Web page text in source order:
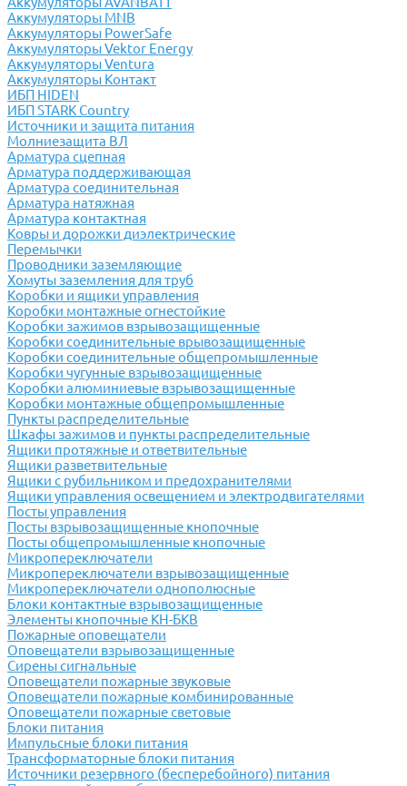
Аккумуляторы MNB
Аккумуляторы PowerSafe
Аккумуляторы Vektor Energy
Аккумуляторы Ventura
Аккумуляторы Контакт
ИБП HIDEN
ИБП STARK Country
Источники и защита питания
Молниезащита ВЛ
Арматура сцепная
Арматура поддерживающая
Арматура соединительная
Арматура натяжная
Арматура контактная
Ковры и дорожки диэлектрические
Перемычки
Проводники заземляющие
Хомуты заземления для труб
Коробки и ящики управления
Коробки монтажные огнестойкие
Коробки зажимов взрывозащищенные
Коробки соединительные врывозащищенные
Коробки соединительные общепромышленные
Коробки чугунные взрывозащищенные
Коробки алюминиевые взрывозащищенные
Коробки монтажные общепромышленные
Пункты распределительные
Шкафы зажимов и пункты распределительные
Ящики протяжные и ответвительные
Ящики разветвительные
Ящики с рубильником и предохранителями
Ящики управления освещением и электродвигателями
Посты управления
Посты взрывозащищенные кнопочные
Посты общепромышленные кнопочные
Микропереключатели
Микропереключатели взрывозащищенные
Микропереключатели однополюсные
Блоки контактные взрывозащищенные
Элементы кнопочные КН-БКВ
Пожарные оповещатели
Оповещатели взрывозащищенные
Сирены сигнальные
Оповещатели пожарные звуковые
Оповещатели пожарные комбинированные
Оповещатели пожарные световые
Блоки питания
Импульсные блоки питания
Трансформаторные блоки питания
Источники резервного (бесперебойного) питания